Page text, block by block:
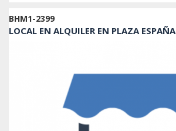
BHM1-2399
LOCAL EN ALQUILER EN PLAZA ESPAÑA